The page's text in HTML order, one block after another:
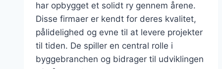
har opbygget et solidt ry gennem årene.
Disse firmaer er kendt for deres kvalitet,
pålidelighed og evne til at levere projekter
til tiden. De spiller en central rolle i
byggebranchen og bidrager til udviklingen